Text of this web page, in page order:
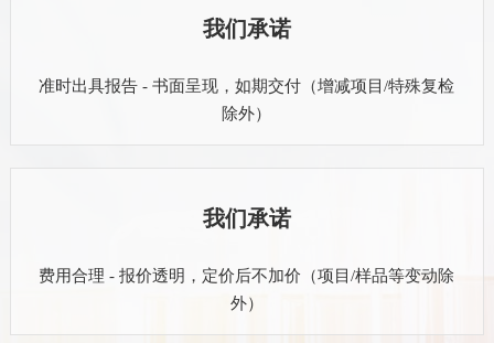
我们承诺
准时出具报告 - 书面呈现，如期交付（增减项目/特殊复检
除外）
我们承诺
费用合理 - 报价透明，定价后不加价（项目/样品等变动除
外）